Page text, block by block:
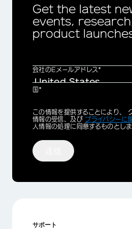
Get the latest
events,
product
会社のEメールアドレス*
国*
Privacy
Optin
この情報を提供することにより、
情報の受信、及び プライバシーに
人情報の処理に同意するものとしま
サポート